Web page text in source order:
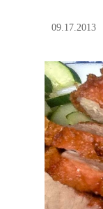
09.17.2013